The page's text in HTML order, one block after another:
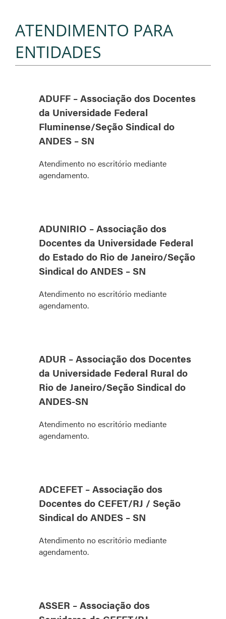
ATENDIMENTO PARA
ENTIDADES
ADUFF – Associação dos Docentes
da Universidade Federal
Fluminense/Seção Sindical do
ANDES – SN
Atendimento no escritório mediante
agendamento.
ADUNIRIO – Associação dos
Docentes da Universidade Federal
do Estado do Rio de Janeiro/Seção
Sindical do ANDES – SN
Atendimento no escritório mediante
agendamento.
ADUR – Associação dos Docentes
da Universidade Federal Rural do
Rio de Janeiro/Seção Sindical do
ANDES-SN
Atendimento no escritório mediante
agendamento.
ADCEFET – Associação dos
Docentes do CEFET/RJ / Seção
Sindical do ANDES – SN
Atendimento no escritório mediante
agendamento.
ASSER – Associação dos